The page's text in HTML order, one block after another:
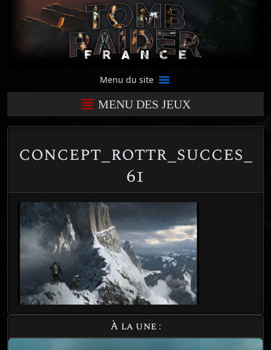
Menu du site
MENU DES JEUX
concept_rottr_succes_
61
À la une :